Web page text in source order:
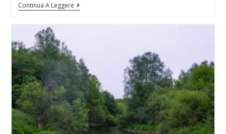
Continua A Leggere